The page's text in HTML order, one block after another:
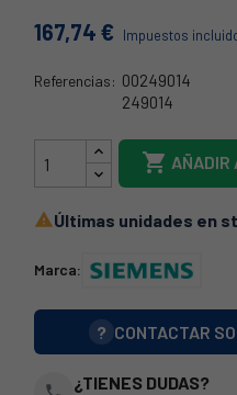
167,74 € Impuestos
Referencias: 00249014
249014
BSH-249014
 AÑADIR
Últimas unidades en
Marca:
? CONTACTAR
¿TIENES DUDAS?